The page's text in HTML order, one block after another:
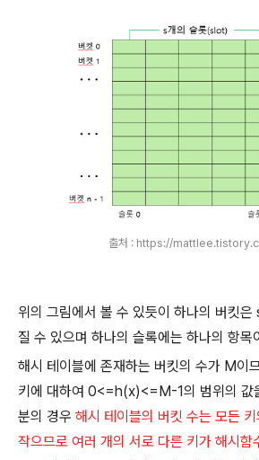
출처 : https://
위의 그림에서 볼 수 있듯이 하나의 버킷
질 수 있으며 하나의 슬록에는 하나의 항목
해시 테이블에 존재하는 버킷의 수가 M이
키에 대하여 0<=h(x)<=M-1의 범위의 값
분의 경우 해시 테이블의 버킷 수는 모든
작으므로 여러 개의 서로 다른 키가 해시함